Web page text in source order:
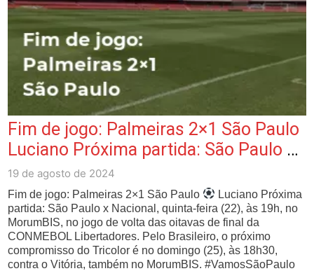
Fim de jogo: Palmeiras 2×1 São Paulo
Luciano Próxima partida: São Paulo x
Nac…
19 de agosto de 2024
Fim de jogo: Palmeiras 2×1 São Paulo
Luciano Próxima
partida: São Paulo x Nacional, quinta-feira (22), às 19h, no
MorumBIS, no jogo de volta das oitavas de final da
CONMEBOL Libertadores. Pelo Brasileiro, o próximo
compromisso do Tricolor é no domingo (25), às 18h30,
contra o Vitória, também no MorumBIS. #VamosSãoPaulo